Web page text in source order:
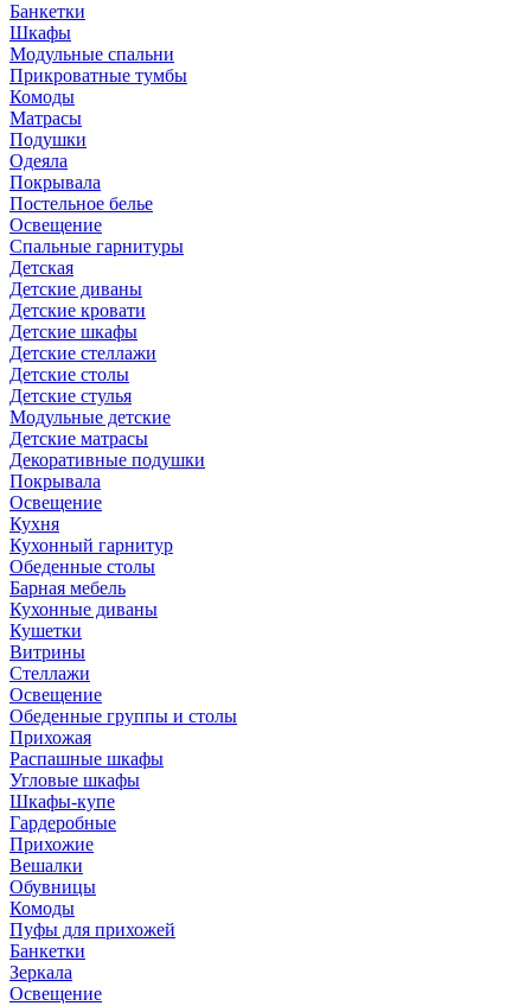
Банкетки
Шкафы
Модульные спальни
Прикроватные тумбы
Комоды
Матрасы
Подушки
Одеяла
Покрывала
Постельное белье
Освещение
Спальные гарнитуры
Детская
Детские диваны
Детские кровати
Детские шкафы
Детские стеллажи
Детские столы
Детские стулья
Модульные детские
Детские матрасы
Декоративные подушки
Покрывала
Освещение
Кухня
Кухонный гарнитур
Обеденные столы
Барная мебель
Кухонные диваны
Кушетки
Витрины
Стеллажи
Освещение
Обеденные группы и столы
Прихожая
Распашные шкафы
Угловые шкафы
Шкафы-купе
Гардеробные
Прихожие
Вешалки
Обувницы
Комоды
Пуфы для прихожей
Банкетки
Зеркала
Освещение